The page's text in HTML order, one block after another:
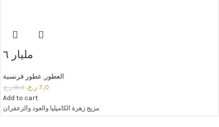
مليار ٦
العطور , عطور فرنسية
18,0 ر.ع. 7,0 ر.ع.
Add to cart
مزيج زهرة الكاميليا والعود والزعفران